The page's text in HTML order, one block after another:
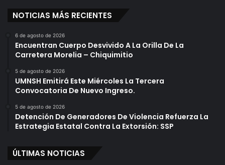
NOTICIAS MÁS RECIENTES
6 de agosto de 2026
Encuentran Cuerpo Desvivido A La Orilla De La
Carretera Morelia – Chiquimitio
5 de agosto de 2026
UMNSH Emitirá Este Miércoles La Tercera
Convocatoria De Nuevo Ingreso.
5 de agosto de 2026
Detención De Generadores De Violencia Refuerza La
Estrategia Estatal Contra La Extorsión: SSP
ÚLTIMAS NOTICIAS